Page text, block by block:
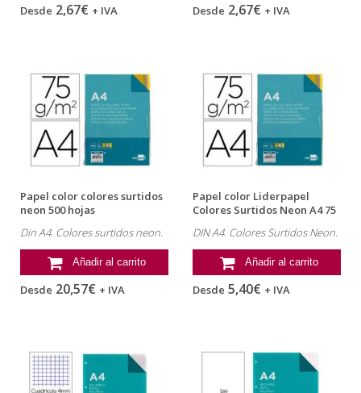
Desde 2,67€ + IVA Desde 2,67€ + IVA
Papel color colores surtidos
neon 500 hojas
Din A4. Colores surtidos neon.
Añadir al carrito
Desde 20,57€ + IVA
Papel color Liderpapel
Colores Surtidos Neon A4 75
DIN A4. Colores Surtidos Neon.
Añadir al carrito
Desde 5,40€ + IVA